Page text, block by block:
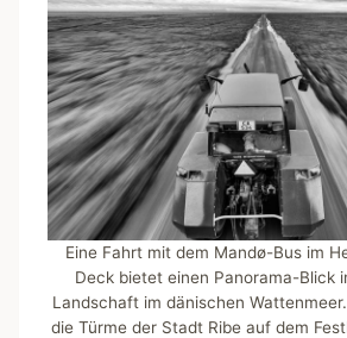
Eine Fahrt mit dem Mandø-Bus im
Deck bietet einen Panorama-Blick
Landschaft im dänischen
die Türme der Stadt Ribe auf dem